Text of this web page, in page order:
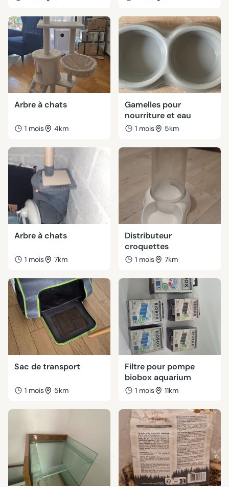
Arbre à chats
1 mois 4km
Gamelles pour
nourriture et eau
1 mois 5km
Arbre à chats
1 mois 7km
Distributeur
croquettes
1 mois 7km
Sac de transport
1 mois 5km
Filtre pour pompe
biobox aquarium
1 mois 11km